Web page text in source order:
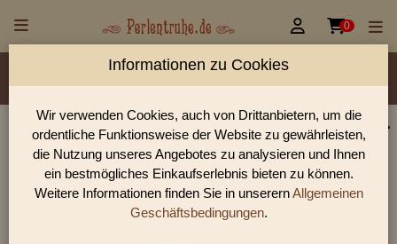
 0
Material/Glassorte Sorte/Form
Farbe
Rocailles Größen
Glasperlen, Rocailles, Holzperlen & Steinperlen |
Perlentruhe
Glasperlen, Rocailles und Preciosa Perlen aus Gablonz.
Entdecke Table-Cut-Perlen, gedrückte Perlen und antike
Informationen zu Cookies
Wir verwenden Cookies, auch von Drittanbietern, um die
ordentliche Funktionsweise der Website zu gewährleisten,
die Nutzung unseres Angebotes zu analysieren und Ihnen
ein bestmögliches Einkaufserlebnis bieten zu können.
Weitere Informationen finden Sie in unserernAllgemeinen
Geschäftsbedingungen.